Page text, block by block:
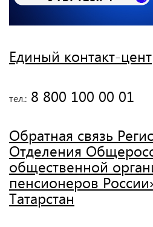
Единый контакт-
тел.: 8 800 100 00 01
Обратная связь
Отделения
общественной
пенсионеров
Татарстан